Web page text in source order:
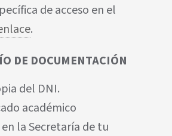
de acceso en el
.
DE DOCUMENTACIÓN
del DNI.
académico
la Secretaría de tu